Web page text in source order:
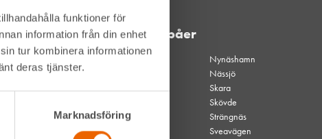
funktioner för
information från din enhet
tur kombinera informationen
deras tjänster.
Marknadsföring
Våra depåer
kvällsöppet
Borgholm
Nynäshamn
Nässjö
Skara
Skövde
Strängnäs
Sveavägen